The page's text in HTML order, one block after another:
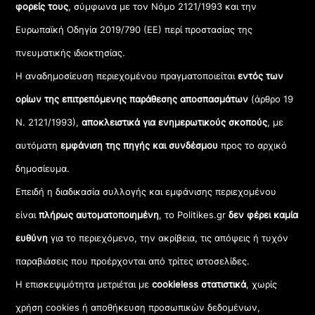
φορείς τους, σύμφωνα με τον Νόμο 2121/1993 και την
Ευρωπαϊκή Οδηγία 2019/790 (ΕΕ) περί προστασίας της
πνευματικής ιδιοκτησίας.
Η αναδημοσίευση περιεχομένου πραγματοποιείταιεντός των
ορίων της επιτρεπόμενης παράθεσης αποσπασμάτων (άρθρο 19
Ν. 2121/1993), αποκλειστικά για ενημερωτικούς σκοπούς, με
αυτόματηεμφάνιση της πηγής και συνδέσμου προς το αρχικό
δημοσίευμα.
Επειδή η διαδικασία συλλογής και εμφάνισης περιεχομένου
είναιπλήρως αυτοματοποιημένη, το Politikes.grδεν φέρει καμία
ευθύνη για το περιεχόμενο, την ακρίβεια, τις απόψεις ή τυχόν
παραβιάσεις που προέρχονται από τρίτες ιστοσελίδες.
Η επισκεψιμότητα μετριέται μεcookieless στατιστικά, χωρίς
χρήση cookies ή αποθήκευση προσωπικών δεδομένων,